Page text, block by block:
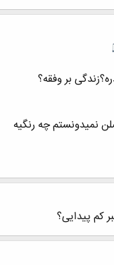
بر وفقه؟
نمیدونستم چه رنگیه
کم پیدایی؟